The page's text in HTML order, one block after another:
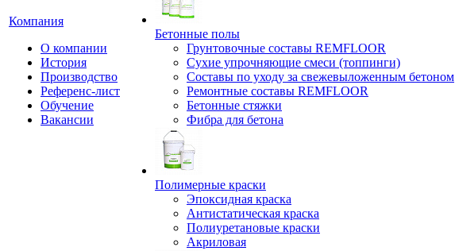
Компания
О компании
История
Производство
Референс-лист
Обучение
Вакансии
Бетонные полы
Грунтовочные составы REMFLOOR
Сухие упрочняющие смеси (топпинги)
Составы по уходу за свежевыложенным бетоном
Ремонтные составы REMFLOOR
Бетонные стяжки
Фибра для бетона
Полимерные краски
Эпоксидная краска
Антистатическая краска
Полиуретановые краски
Акриловая